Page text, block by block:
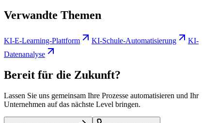
Verwandte Themen
KI-E-Learning-Plattform KI-Schule-Automatisierung
KI-
Datenanalyse
Bereit für die Zukunft?
Lassen Sie uns gemeinsam Ihre Prozesse automatisieren und Ihr
Unternehmen auf das nächste Level bringen.